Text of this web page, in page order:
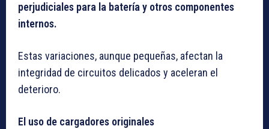
perjudiciales para la batería y otros componentes
internos.
Estas variaciones, aunque pequeñas, afectan la
integridad de circuitos delicados y aceleran el
deterioro.
El uso de cargadores originales